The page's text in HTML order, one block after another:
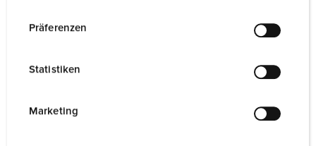
Präferenzen
Statistiken
Marketing